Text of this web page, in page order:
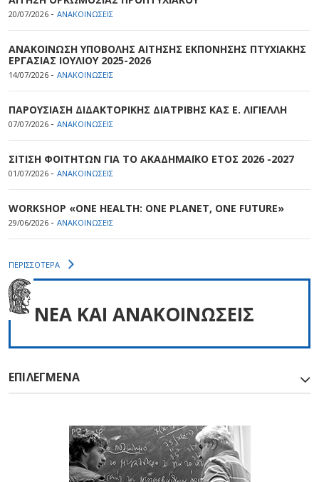
20/07/2026 - ΑΝΑΚΟΙΝΩΣΕΙΣ
ΑΝΑΚΟΙΝΩΣΗ ΥΠΟΒΟΛΗΣ ΑΙΤΗΣΗΣ ΕΚΠΟΝΗΣΗΣ ΠΤΥΧΙΑΚΗΣ
ΕΡΓΑΣΙΑΣ ΙΟΥΛΙΟΥ 2025-2026
14/07/2026 - ΑΝΑΚΟΙΝΩΣΕΙΣ
ΠΑΡΟΥΣΙΑΣΗ ΔΙΔΑΚΤΟΡΙΚΗΣ ΔΙΑΤΡΙΒΗΣ ΚΑΣ Ε. ΛΙΓΙΕΛΛΗ
07/07/2026 - ΑΝΑΚΟΙΝΩΣΕΙΣ
ΣΙΤΙΣΗ ΦΟΙΤΗΤΩΝ ΓΙΑ ΤΟ ΑΚΑΔΗΜΑΪΚΟ ΕΤΟΣ 2026 -2027
01/07/2026 - ΑΝΑΚΟΙΝΩΣΕΙΣ
WORKSHOP «ONE HEALTH: ONE PLANET, ONE FUTURE»
29/06/2026 - ΑΝΑΚΟΙΝΩΣΕΙΣ
ΠΕΡΙΣΣΟΤΕΡΑ
NEA ΚΑΙ ΑΝΑΚΟΙΝΩΣΕΙΣ
ΕΠΙΛΕΓΜΕΝΑ